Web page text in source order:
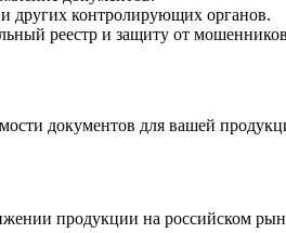
других контролирующих органов.
реестр и защиту от
документов для вашей
продукции на российском